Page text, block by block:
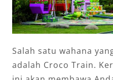
Salah satu wahana
adalah Croco Train.